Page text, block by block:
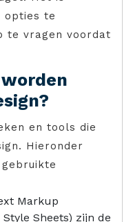
opties te
te vragen voordat
en tools die
Hieronder
Markup
Style Sheets) zijn de